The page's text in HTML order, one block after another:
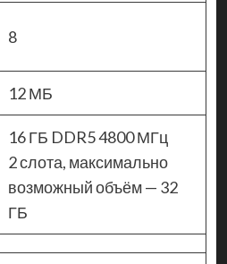
8
12 МБ
16 ГБ DDR5 4800 МГц
2 слота, максимально
возможный объём — 32
ГБ